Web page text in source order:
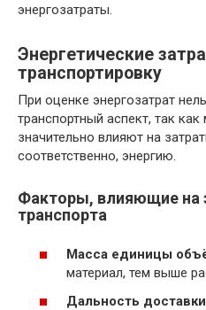
энергозатраты.
Энергетические
транспортировку
При оценке энергозатрат
транспортный аспект, так
значительно влияют на
соответственно, энергию.
Факторы, влияющие на
транспорта
Масса единицы
материал, тем выше
Дальность доставки